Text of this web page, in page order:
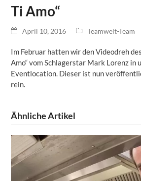
Ti Amo“
April 10, 2016 Teamwelt-Team
Im Februar hatten wir den Videodreh
Amo“ vom Schlagerstar Mark Lorenz in
Eventlocation. Dieser ist nun
rein.
Ähnliche Artikel